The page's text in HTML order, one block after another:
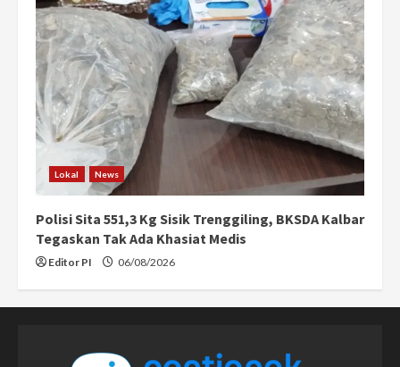
Lokal News
Polisi Sita 551,3 Kg Sisik Trenggiling, BKSDA Kalbar
Tegaskan Tak Ada Khasiat Medis
Editor PI 06/08/2026